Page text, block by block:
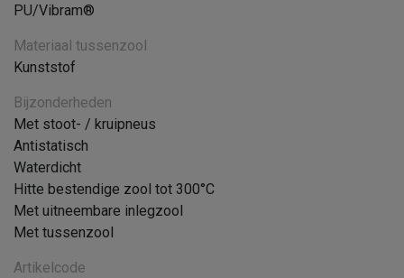
PU/Vibram®
Materiaal tussenzool
Kunststof
Bijzonderheden
Met stoot- / kruipneus
Antistatisch
Waterdicht
Hitte bestendige zool tot 300°C
Met uitneembare inlegzool
Met tussenzool
Artikelcode